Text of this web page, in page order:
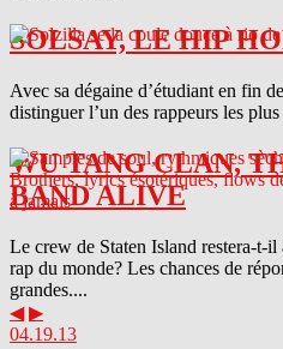
SOLSAY, LE HIP
Avec sa dégaine d’étudiant en fin
distinguer l’un des rappeurs les
WU TANG CLAN,
BAND ALIVE
Le crew de Staten Island restera-t-
rap du monde? Les chances de
grandes....
◀ ▶
04.19.13